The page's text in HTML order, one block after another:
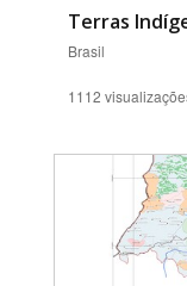
Terras
Brasil
1112